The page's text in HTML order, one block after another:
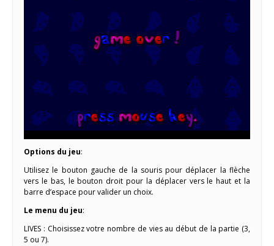
Options du jeu:
Utilisez le bouton gauche de la souris pour déplacer la flèche
vers le bas, le bouton droit pour la déplacer vers le haut et la
barre d’espace pour valider un choix.
Le menu du jeu:
LIVES : Choisissez votre nombre de vies au début de la partie (3,
5 ou 7).